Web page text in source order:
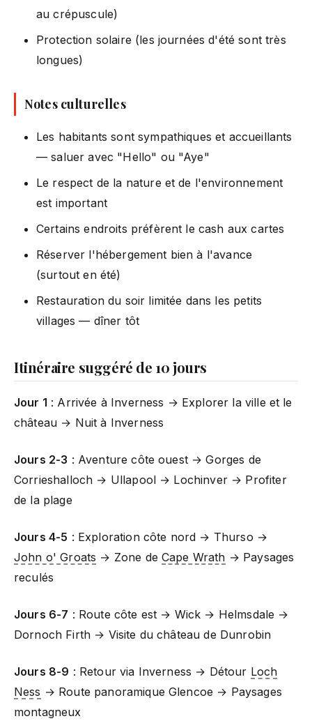
au crépuscule)
Protection solaire (les journées d'été sont très
longues)
Notes culturelles
Les habitants sont sympathiques et accueillants
— saluer avec "Hello" ou "Aye"
Le respect de la nature et de l'environnement
est important
Certains endroits préfèrent le cash aux cartes
Réserver l'hébergement bien à l'avance
(surtout en été)
Restauration du soir limitée dans les petits
villages — dîner tôt
Itinéraire suggéré de 10 jours
Jour 1 : Arrivée à Inverness → Explorer la ville et le
château → Nuit à Inverness
Jours 2-3 : Aventure côte ouest → Gorges de
Corrieshalloch → Ullapool → Lochinver → Profiter
de la plage
Jours 4-5 : Exploration côte nord → Thurso →
John o' Groats → Zone deCape Wrath → Paysages
reculés
Jours 6-7 : Route côte est → Wick → Helmsdale →
Dornoch Firth → Visite du château de Dunrobin
Jours 8-9 : Retour via Inverness → Détour Loch
Ness → Route panoramique Glencoe → Paysages
montagneux